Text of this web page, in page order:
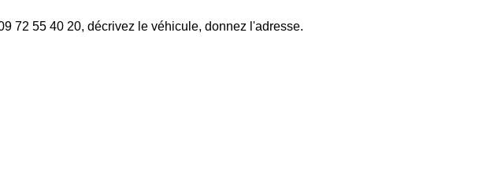
72 55 40 20, décrivez le véhicule, donnez l'adresse.